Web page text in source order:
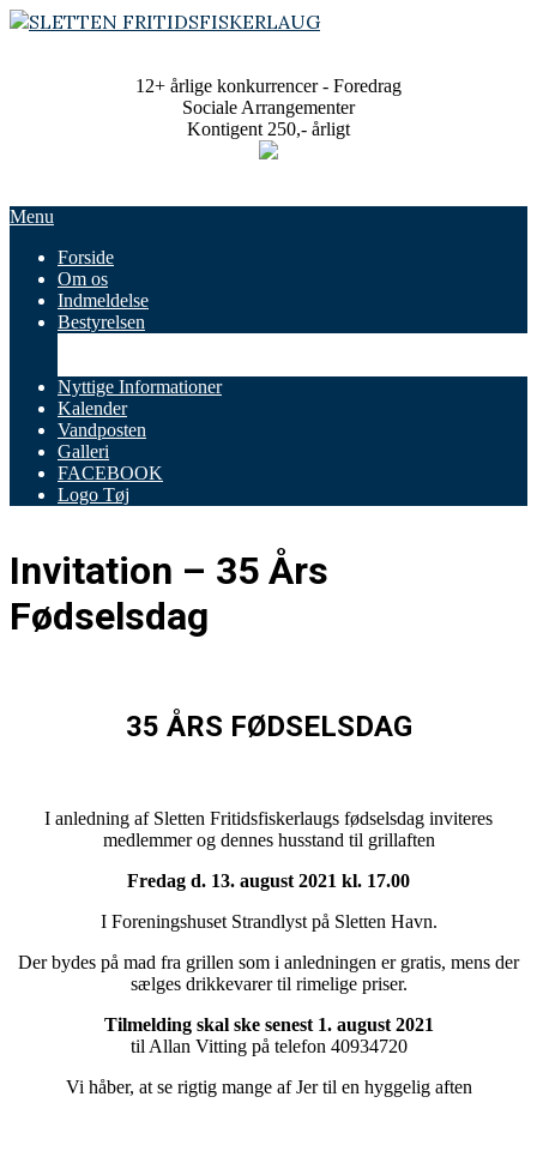
Skip
12+ årlige konkurrencer - Foredrag
Sociale Arrangementer
Kontigent 250,- årligt
Primary
Menu
Menu
Forside
Om os
Indmeldelse
Bestyrelsen
Nyttige Informationer
Kalender
Vandposten
Galleri
FACEBOOK
Logo Tøj
Invitation – 35 Års
Fødselsdag
35 ÅRS FØDSELSDAG
I anledning af Sletten Fritidsfiskerlaugs fødselsdag inviteres
medlemmer og dennes husstand til grillaften
Fredag d. 13. august 2021 kl. 17.00
I Foreningshuset Strandlyst på Sletten Havn.
Der bydes på mad fra grillen som i anledningen er gratis, mens der
sælges drikkevarer til rimelige priser.
Tilmelding skal ske senest 1. august 2021
til Allan Vitting på telefon 40934720
Vi håber, at se rigtig mange af Jer til en hyggelig aften